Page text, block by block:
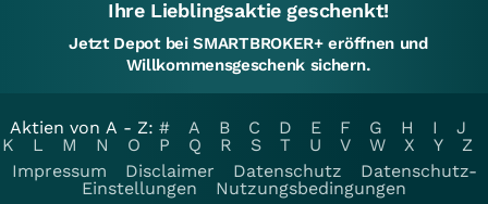
Ihre Lieblingsaktie geschenkt!
Jetzt Depot bei SMARTBROKER+ eröffnen und
Willkommensgeschenk sichern.
Aktien von A - Z: # A B C D E F G H I
J
K
L M N O P Q R S T U V W X Y
Z
Impressum
Disclaimer Datenschutz
Datenschutz-
Einstellungen
Nutzungsbedingungen